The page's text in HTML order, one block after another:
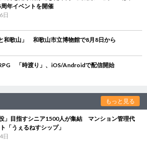
年イベントを開催
日
和歌山」 和歌山市立博物館で8月8日から
「時渡り」、iOS/Androidで配信開始
もっと見る
役」目指すシニア1500人が集結 マンション管理代
「うぇるねすシップ」
日